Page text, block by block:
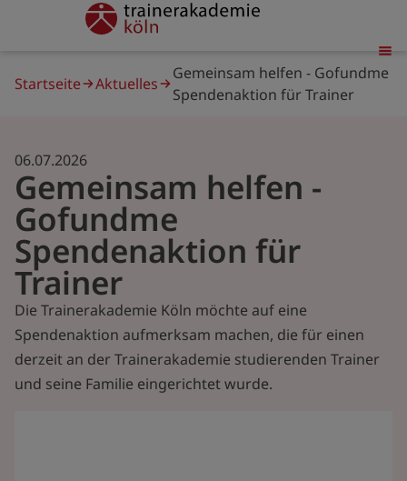
trainerakademie
Startseite
Aktuelles
Gemeinsam helfen - Gofundme
Spendenaktion für Trainer
Gemeinsam helfen -
Gofundme
Spendenaktion für
Trainer
06.07.2026
Die Trainerakademie Köln möchte auf eine
Spendenaktion aufmerksam machen, die für einen
derzeit an der Trainerakademie studierenden Trainer
und seine Familie eingerichtet wurde.